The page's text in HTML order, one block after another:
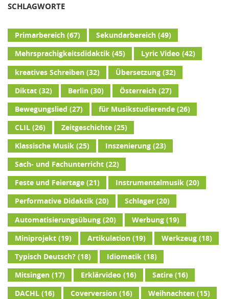
SCHLAGWORTE
Primarbereich(67) Sekundarbereich(49)
Mehrsprachigkeitsdidaktik(45) Lyric Video (42)
kreatives Schreiben(32) Übersetzung(32)
Diktat(32) Berlin(30) Österreich(27)
Bewegungslied (27) für Musikstudierende(26)
CLIL(26) Zeitgeschichte(25)
Klassische Musik(25) Inszenierung(23)
Sach- und Fachunterricht(22)
Feste und Feiertage(21) Instrumentalmusik(20)
Performative Didaktik(20) Schlager(20)
Automatisierungsübung(20) Werbung(19)
Miniprojekt(19) Artikulation(19) Werkzeug(18)
Typisch Deutsch?(18) Idiomatik(18)
Mitsingen(17) Erklärvideo (16) Satire(16)
DACHL(16) Coverversion(16) Weihnachten(15)